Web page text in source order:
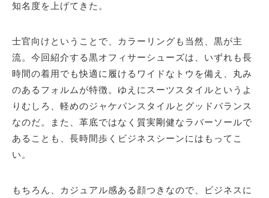
知名度を上げてきた。
士官向けということで、カラーリングも当然、黒が主
流。今回紹介する黒オフィサーシューズは、いずれも長
時間の着用でも快適に履けるワイドなトウを備え、丸み
のあるフォルムが特徴。ゆえにスーツスタイルというよ
りむしろ、軽めのジャケパンスタイルとグッドバランス
なのだ。また、革底ではなく質実剛健なラバーソールで
あることも、長時間歩くビジネスシーンにはもってこ
い。
もちろん、カジュアル感ある顔つきなので、ビジネスに